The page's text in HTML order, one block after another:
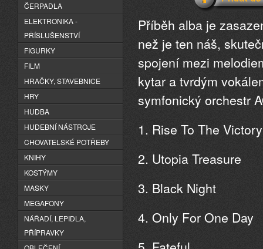
Příběh alba je
než je ten náš,
spojení mezi
kytar a tvrdým
symfonický orchestr
1. Rise To The Victory
2. Utopia Treasure
3. Black Night
4. Only For One Day
ČERPADLA
ELEKTRONIKA -
PŘÍSLUŠENSTVÍ
FIGURKY
FILM
HRAČKY, STAVEBNICE
HRY
HUDBA
HUDEBNÍ NÁSTROJE
CHOVATELSKÉ POTŘEBY
KNIHY
KOSTÝMY
MASKY
MEGAFONY
NÁŘADÍ, LEPIDLA,
PŘÍPRAVKY